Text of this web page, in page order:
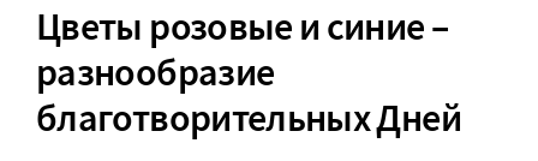
Цветы розовые и синие –
разнообразие
благотворительных Дней